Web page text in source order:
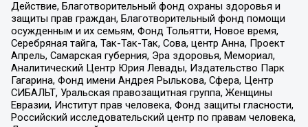
Действие, Благотворительный фонд охраны здоровья и
защиты прав граждан, Благотворительный фонд помощи
осужденным и их семьям, Фонд Тольятти, Новое время,
Серебряная тайга, Так-Так-Так, Сова, центр Анна, Проект
Апрель, Самарская губерния, Эра здоровья, Мемориал,
Аналитический Центр Юрия Левады, Издательство Парк
Гагарина, Фонд имени Андрея Рылькова, Сфера, Центр
СИБАЛЬТ, Уральская правозащитная группа, Женщины
Евразии, Институт прав человека, Фонд защиты гласности,
Российский исследовательский центр по правам человека,